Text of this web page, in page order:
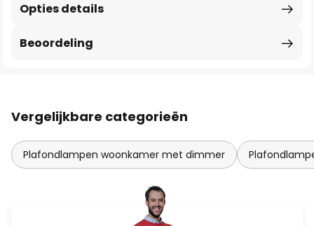
Opties details
Beoordeling
Vergelijkbare categorieën
Plafondlampen woonkamer met dimmer